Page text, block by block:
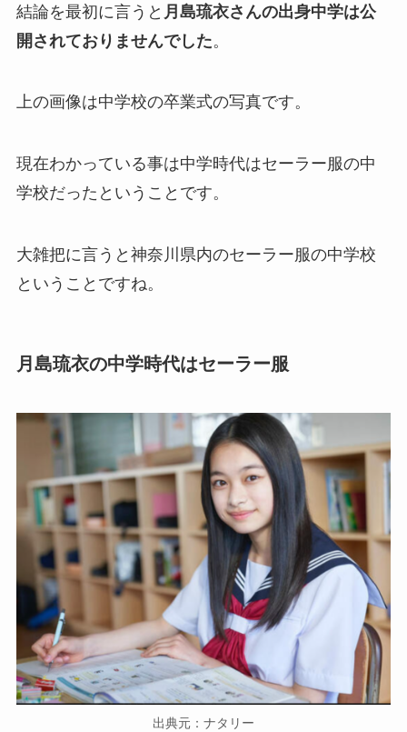
結論を最初に言うと 月島琉衣さんの出身中学は公
開されておりませんでした。
上の画像は中学校の卒業式の写真です。
現在わかっている事は中学時代はセーラー服の中
学校だったということです。
大雑把に言うと神奈川県内のセーラー服の中学校
ということですね。
月島琉衣の中学時代はセーラー服
出典元：ナタリー